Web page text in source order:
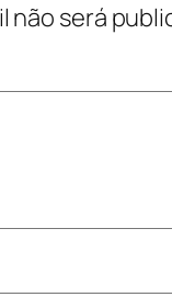
não será